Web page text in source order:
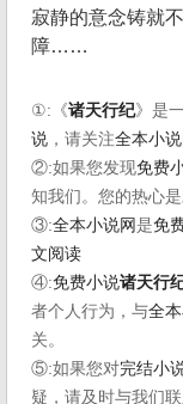
寂静的意念铸就
障……
①:《诸天行纪》是
说 ，请关注全本小说
②:如果您发现免费
知我们。您的热心
③:全本小说网是免
文阅读
④:免费小说诸天行
者个人行为，与全
关。
⑤:如果您对完结小
疑，请及时与我们